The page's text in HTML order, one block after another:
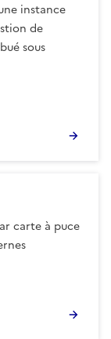
instance
de
sous
carte à puce